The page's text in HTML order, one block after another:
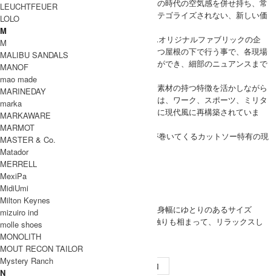
一貫したものづくりに裏打ちされた品質とその時代の空気感を併せ持ち、常
に着るひとに新鮮さを感じさせるどこにもカテゴライズされない、新しい価
値観のブランドを目指しています。
1967年より続く自社工場での縫製はもちろんオリジナルファブリックの企
画、パターン作成、縫製仕様の選定までも一つ屋根の下で行う事で、各現場
とダイレクトにコミュニケーションが取る事ができ、細部のニュアンスまで
拘ったモノつくりを可能にしています。
シーズンごとのテーマを設けず、カットソー素材の持つ特徴を活かしながら
各アイテムの完成度を追求したコレクションは、ワーク、スポーツ、ミリタ
リーなどの実用衣料のディティールをベースに現代風に再構築されていま
す。
ブランド名のCURLYは、縫製時に生地の端が巻いてくるカットソー特有の現
象に由来します。
CURLY 取り扱い商品
MODEL
MEN
(VOICE) サイズ3で程よく身幅にゆとりのあるサイズ
感。滑らかで心地良い肌触りも相まって、リラックスし
SIZE
サイズ 裄丈 袖口
LEUCHTFEUER
LOLO
M
M
MALIBU SANDALS
MANOF
mao made
MARINEDAY
marka
MARKAWARE
MARMOT
MASTER & Co.
Matador
MERRELL
MexiPa
MidiUmi
Milton Keynes
mizuiro ind
molle shoes
MONOLITH
MOUT RECON TAILOR
Mystery Ranch
N